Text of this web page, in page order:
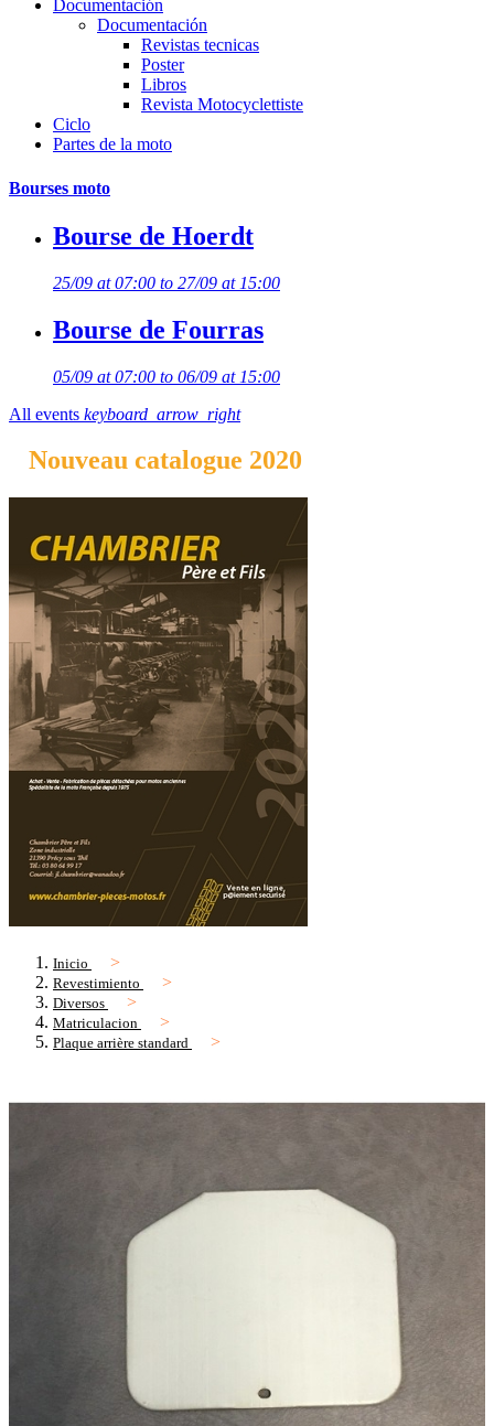
Documentación
Documentación
Revistas tecnicas
Poster
Libros
Revista Motocyclettiste
Ciclo
Partes de la moto
Bourses moto
Bourse de Hoerdt
25/09 at 07:00 to 27/09 at 15:00
Bourse de Fourras
05/09 at 07:00 to 06/09 at 15:00
All events keyboard_arrow_right
Nouveau catalogue 2020
Inicio
Revestimiento
Diversos
Matriculacion
Plaque arrière standard